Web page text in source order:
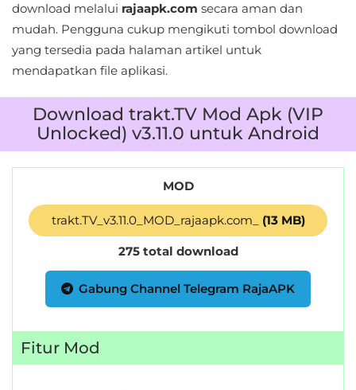
Rekomendasi
download melalui rajaapk.com secara aman dan
mudah. Pengguna cukup mengikuti tombol download
yang tersedia pada halaman artikel untuk
mendapatkan file aplikasi.
Download trakt.TV Mod Apk (VIP
Unlocked) v3.11.0 untuk Android
MOD
trakt.TV_v3.11.0_MOD_rajaapk.com_ (13 MB)
275 total download
Gabung Channel Telegram RajaAPK
Fitur Mod